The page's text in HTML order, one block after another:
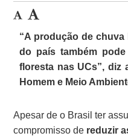
“A produção de
do país também
floresta nas UCs”, diz
Homem e Meio
Apesar de o Brasil ter
compromisso de reduzir